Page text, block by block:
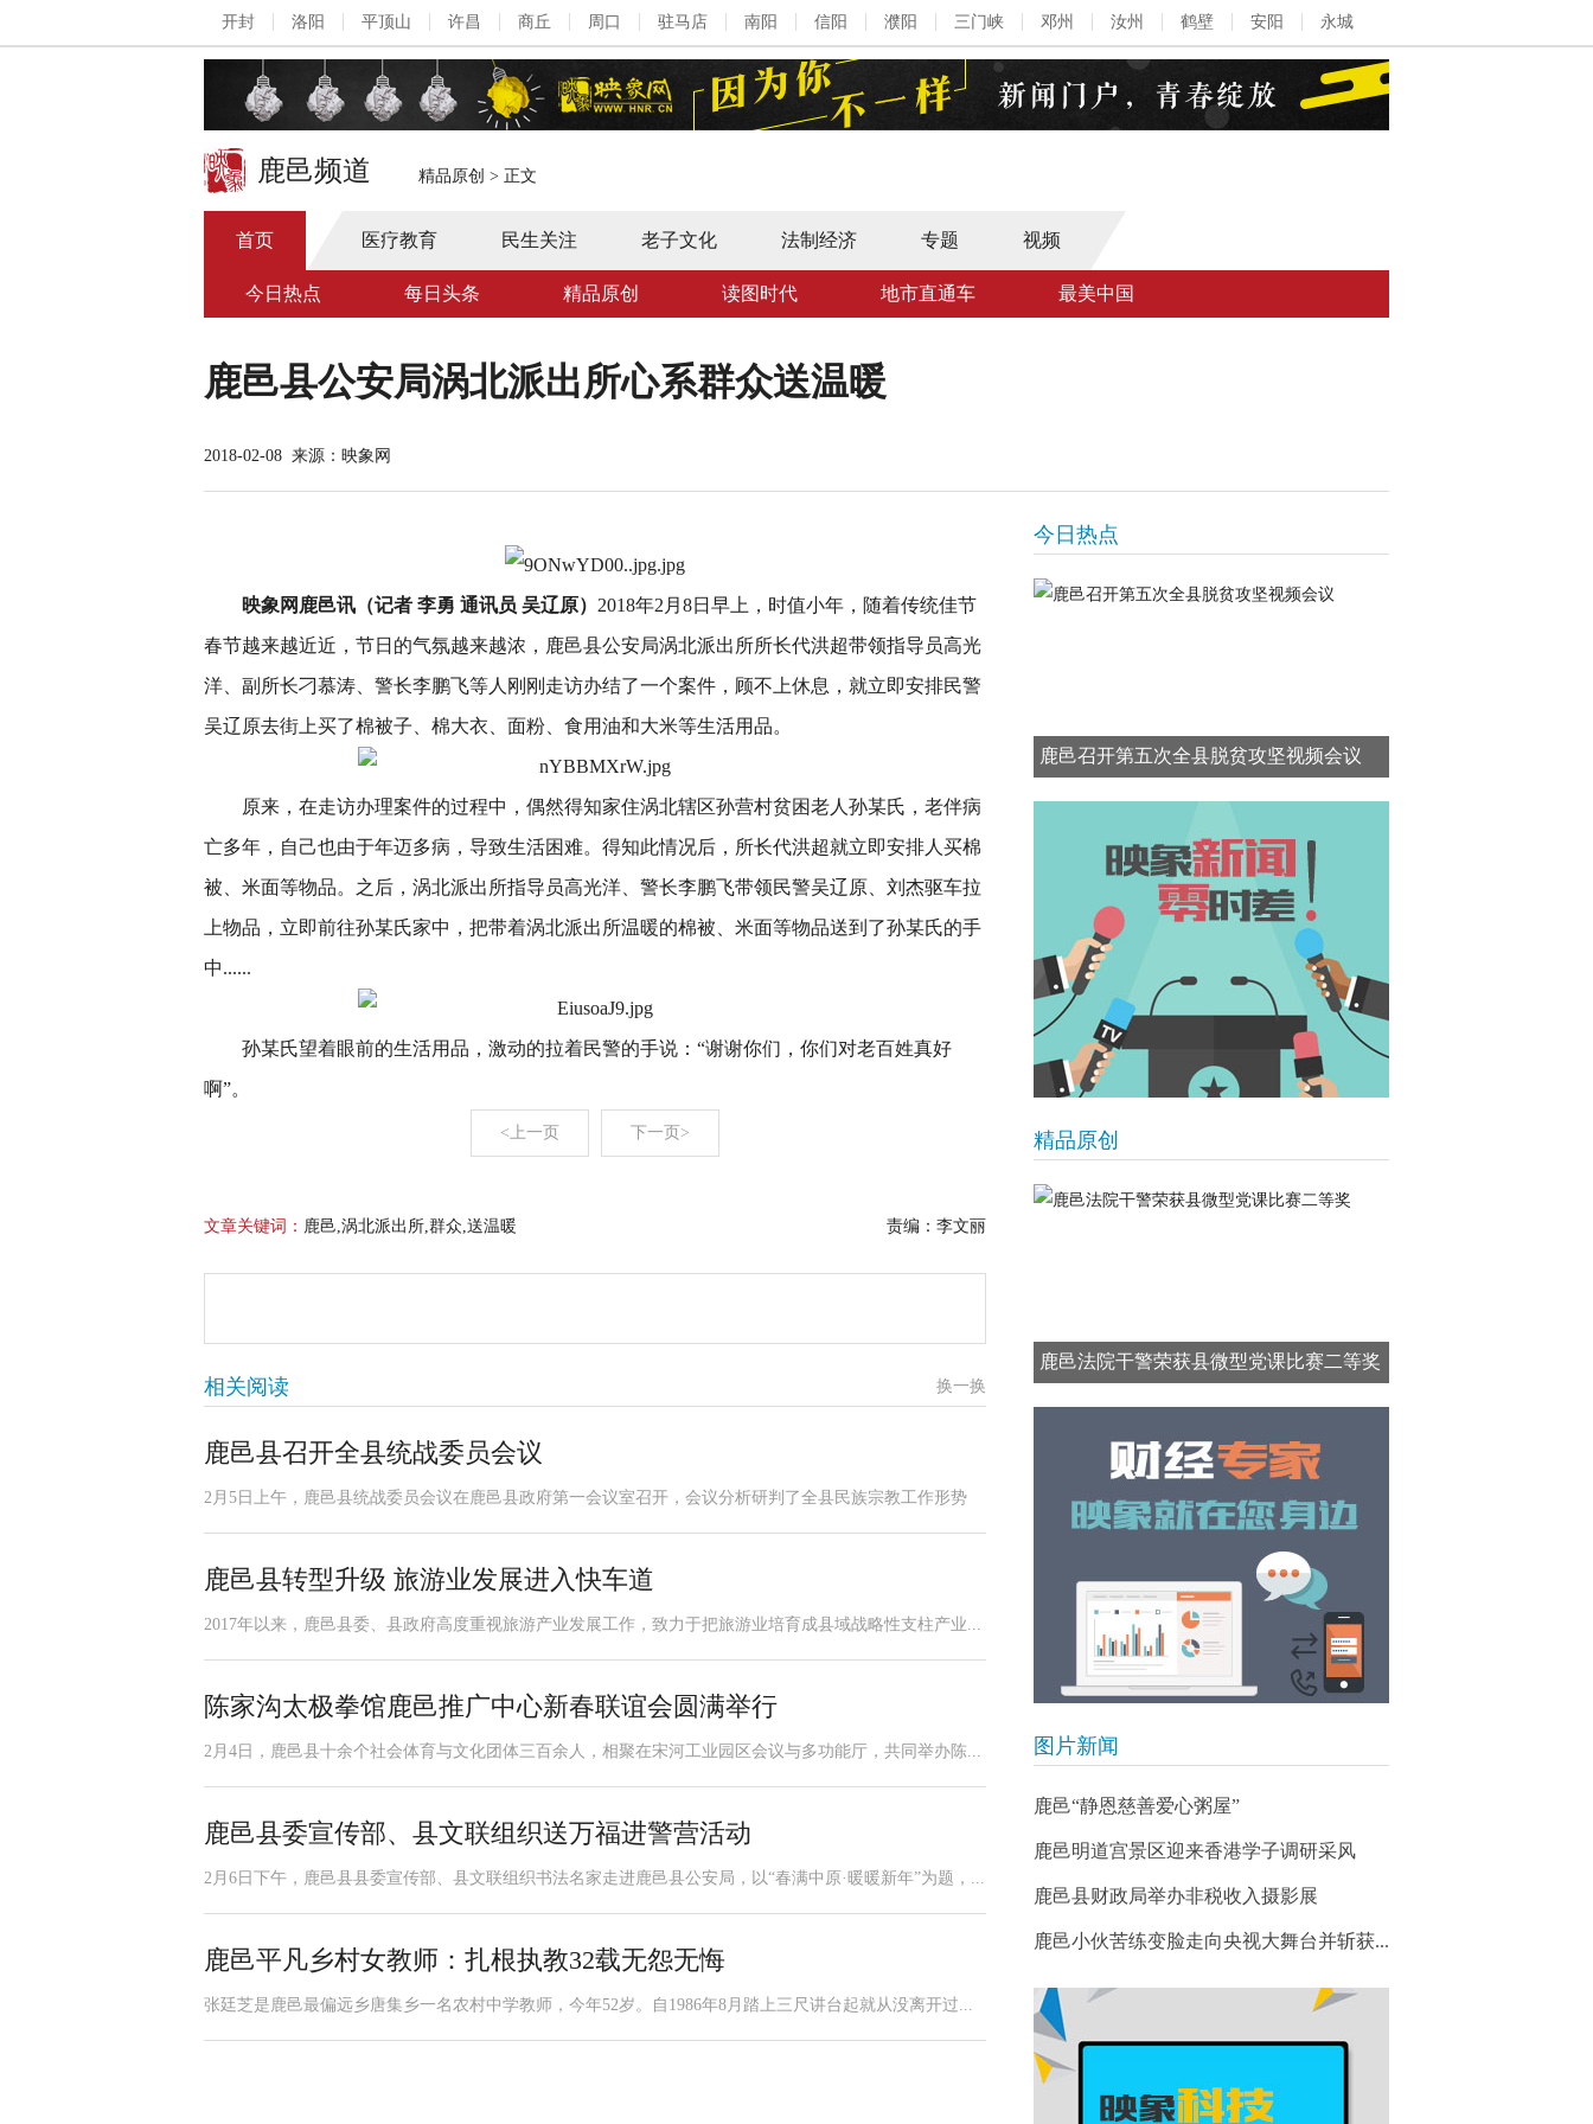
开封 洛阳 平顶山 许昌 商丘 周口 驻马店 南阳 信阳 濮阳 三门峡 邓州 汝州 鹤壁 安阳 永城
鹿邑频道 精品原创 > 正文
首页 医疗教育 民生关注 老子文化 法制经济 专题 视频
今日热点 每日头条 精品原创 读图时代 地市直通车 最美中国
鹿邑县公安局涡北派出所心系群众送温暖
2018-02-08 来源：映象网
映象网鹿邑讯（记者 李勇 通讯员 吴辽原） 2018年2月8日早上，时值小年，随着传统佳节
春节越来越近近，节日的气氛越来越浓，鹿邑县公安局涡北派出所所长代洪超带领指导员高光
洋、副所长刁慕涛、警长李鹏飞等人刚刚走访办结了一个案件，顾不上休息，就立即安排民警
吴辽原去街上买了棉被子、棉大衣、面粉、食用油和大米等生活用品。
原来，在走访办理案件的过程中，偶然得知家住涡北辖区孙营村贫困老人孙某氏，老伴病
亡多年，自己也由于年迈多病，导致生活困难。得知此情况后，所长代洪超就立即安排人买棉
被、米面等物品。之后，涡北派出所指导员高光洋、警长李鹏飞带领民警吴辽原、刘杰驱车拉
上物品，立即前往孙某氏家中，把带着涡北派出所温暖的棉被、米面等物品送到了孙某氏的手
中......
孙某氏望着眼前的生活用品，激动的拉着民警的手说：“谢谢你们，你们对老百姓真好
啊”。
<上一页 下一页>
文章关键词： 鹿邑,涡北派出所,群众,送温暖 责编：李文丽
相关阅读 换一换
鹿邑县召开全县统战委员会议
2月5日上午，鹿邑县统战委员会议在鹿邑县政府第一会议室召开，会议分析研判了全县民族宗教工作形势
鹿邑县转型升级 旅游业发展进入快车道
2017年以来，鹿邑县委、县政府高度重视旅游产业发展工作，致力于把旅游业培育成县域战略性支柱产业...
陈家沟太极拳馆鹿邑推广中心新春联谊会圆满举行
2月4日，鹿邑县十余个社会体育与文化团体三百余人，相聚在宋河工业园区会议与多功能厅，共同举办陈...
鹿邑县委宣传部、县文联组织送万福进警营活动
2月6日下午，鹿邑县县委宣传部、县文联组织书法名家走进鹿邑县公安局，以“春满中原·暖暖新年”为题，...
鹿邑平凡乡村女教师：扎根执教32载无怨无悔
张廷芝是鹿邑最偏远乡唐集乡一名农村中学教师，今年52岁。自1986年8月踏上三尺讲台起就从没离开过...
今日热点
鹿邑召开第五次全县脱贫攻坚视频会议
精品原创
鹿邑法院干警荣获县微型党课比赛二等奖
图片新闻
鹿邑“静恩慈善爱心粥屋”
鹿邑明道宫景区迎来香港学子调研采风
鹿邑县财政局举办非税收入摄影展
​鹿邑小伙苦练变脸走向央视大舞台并斩获...